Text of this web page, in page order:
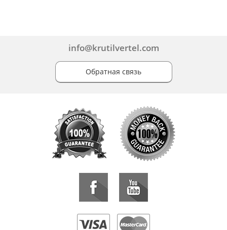
info@krutilvertel.com
Обратная связь